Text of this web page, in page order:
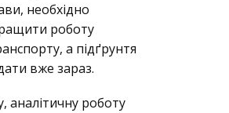
необхідно
роботу
а підґрунтя
вже зараз.
аналітичну роботу